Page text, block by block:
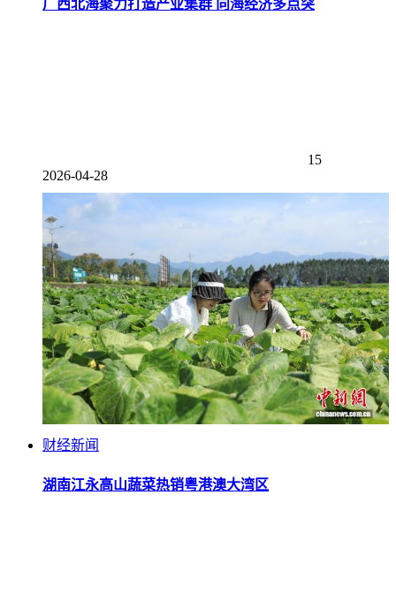
广西北海聚力打造产业集群 向海经济多点突
15
2026-04-28
财经新闻
湖南江永高山蔬菜热销粤港澳大湾区